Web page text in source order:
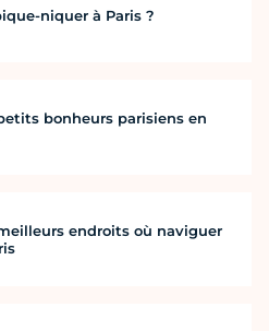
niquer à Paris ?
bonheurs parisiens en
endroits où naviguer